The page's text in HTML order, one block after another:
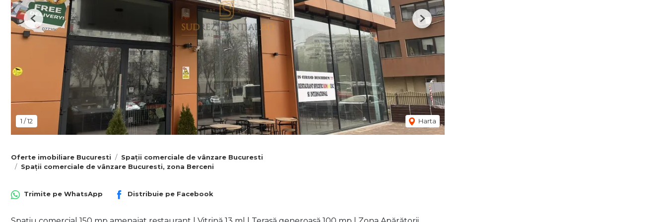
1 /12 Harta
Previous Next
Oferte imobiliare Bucuresti
Spații comerciale de vânzare Bucuresti
Spații comerciale de vânzare Bucuresti, zona Berceni
Trimite pe WhatsApp Distribuie pe Facebook